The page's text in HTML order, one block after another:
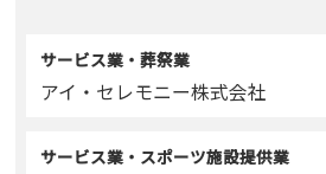
サービス業・葬祭業
アイ・セレモニー株式会社
サービス業・スポーツ施設提供業